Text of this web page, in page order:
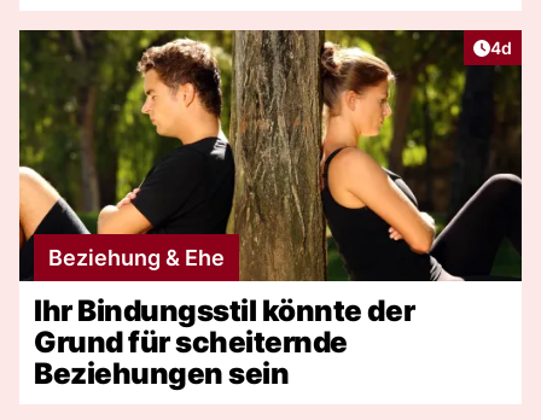
4d
Beziehung & Ehe
Ihr Bindungsstil könnte der
Grund für scheiternde
Beziehungen sein